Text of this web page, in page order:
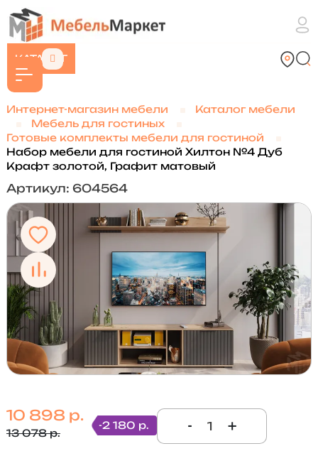
КАТАЛОГ
Интернет-магазин мебели
Каталог мебели
Мебель для гостиных
Готовые комплекты мебели для гостиной
Набор мебели для гостиной Хилтон №4 Дуб
Крафт золотой, Графит матовый
Артикул: 604564
10 898 р.
13 078 р.
-2 180 р. - +